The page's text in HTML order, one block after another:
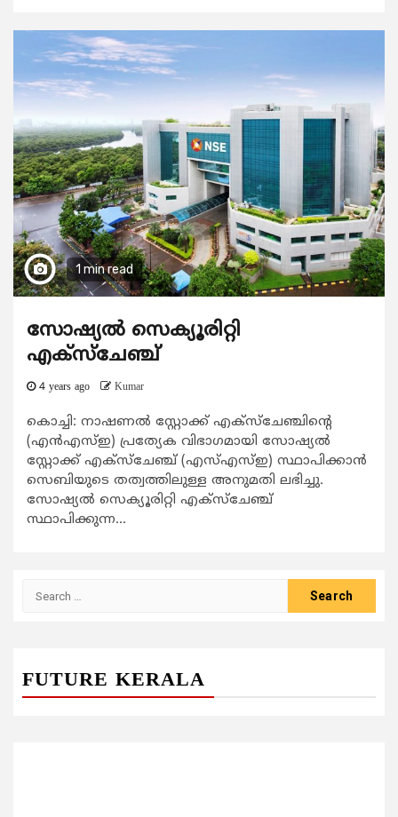
1 min read
സോഷ്യല്‍ സെക്യൂരിറ്റി
എക്സ്ചേഞ്ച്
4 years ago Kumar
കൊച്ചി: നാഷണല്‍ സ്റ്റോക്ക് എക്സ്ചേഞ്ചിന്‍റെ
(എന്‍എസ്ഇ) പ്രത്യേക വിഭാഗമായി സോഷ്യല്‍
സ്റ്റോക്ക് എക്സ്ചേഞ്ച് (എസ്എസ്ഇ) സ്ഥാപിക്കാന്‍
സെബിയുടെ തത്വത്തിലുള്ള അനുമതി ലഭിച്ചു.
സോഷ്യല്‍ സെക്യൂരിറ്റി എക്സ്ചേഞ്ച്
സ്ഥാപിക്കുന്ന...
FUTURE KERALA